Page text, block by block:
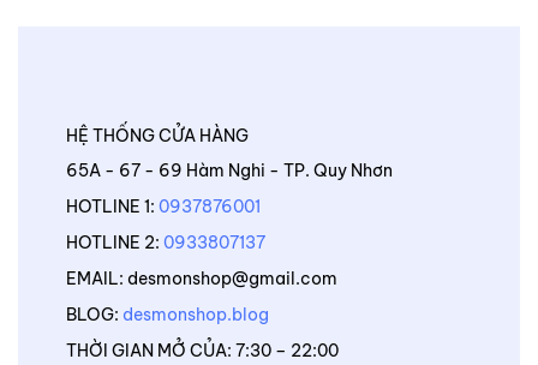
HỆ THỐNG CỬA HÀNG
65A - 67 - 69 Hàm Nghi - TP. Quy Nhơn
HOTLINE 1: 0937876001
HOTLINE 2: 0933807137
EMAIL: desmonshop@gmail.com
BLOG: desmonshop.blog
THỜI GIAN MỞ CỦA: 7:30 – 22:00